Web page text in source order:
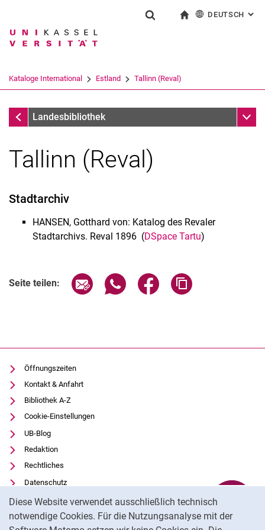
Springe direkt zu: Inhalt
Springe direkt zu: Suche
Springe direkt zu:
Diese Website verwendet ausschließlich technisch
notwendige Cookies. Für die Nutzungsanalyse mit der
Suchbegriff
Suchen (öffnet externen Link in einem
DEUTSCH :
Kataloge International Estland Tallinn (Reval)
EstlandLandesbibliothek
Handschriften
Handschriftenkataloge
Kataloge Deutschland
Alte Drucke
Formulare
Buchpatenschaften
Tallinn (Reval)
Stadtarchiv
HANSEN, Gotthard von: Katalog des Revaler
Stadtarchivs. Reval 1896 (DSpace Tartu)
Seite teilen: Seite über E-Mail teilen
Seite über WhatsApp teilen
Seite über Facebook
Öffnungszeiten
Kontakt & Anfahrt
Bibliothek A-Z
Cookie-Einstellungen
UB-Blog
Redaktion
Rechtliches
Datenschutz
Barrierefreiheit
Transparenter KI-Einsatz